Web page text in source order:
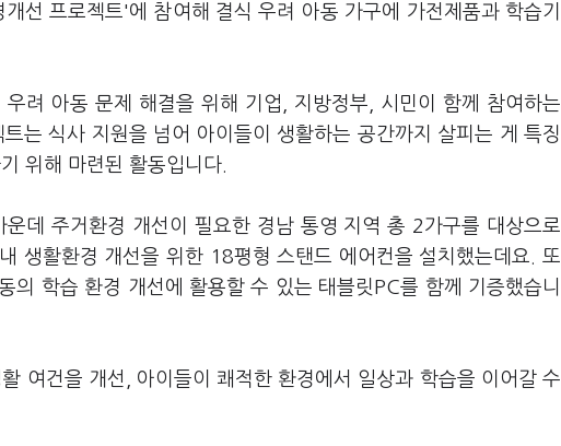
선 프로젝트'에 참여해 결식 우려 아동 가구에 가전제품과 학습기
려 아동 문제 해결을 위해 기업, 지방정부, 시민이 함께 참여하는
는 식사 지원을 넘어 아이들이 생활하는 공간까지 살피는 게 특징
위해 마련된 활동입니다.
데 주거환경 개선이 필요한 경남 통영 지역 총 2가구를 대상으로
생활환경 개선을 위한 18평형 스탠드 에어컨을 설치했는데요. 또
의 학습 환경 개선에 활용할 수 있는 태블릿PC를 함께 기증했습니
여건을 개선, 아이들이 쾌적한 환경에서 일상과 학습을 이어갈 수